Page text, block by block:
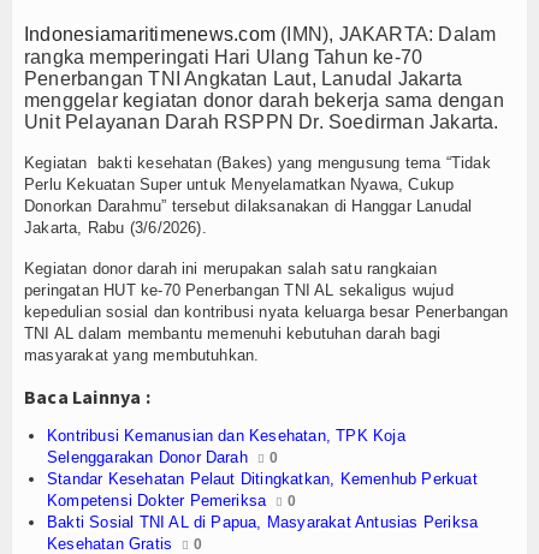
News
Olahraga
Perhubungan
Religi
Opini
Pelabuhan
Politik
Sorot
Tauziah
Kasal Pimpin Pemotongan Baja Pertama
Rupiah
Indonesiamaritimenews.com (IMN), JAKARTA: Dalam
rangka memperingati Hari Ulang Tahun ke-70
Penerbangan TNI Angkatan Laut, Lanudal Jakarta
menggelar kegiatan donor darah bekerja sama dengan
Unit Pelayanan Darah RSPPN Dr. Soedirman Jakarta.
Kegiatan bakti kesehatan (Bakes) yang mengusung tema “Tidak
Perlu Kekuatan Super untuk Menyelamatkan Nyawa, Cukup
Donorkan Darahmu” tersebut dilaksanakan di Hanggar Lanudal
Jakarta, Rabu (3/6/2026).
Kegiatan donor darah ini merupakan salah satu rangkaian
peringatan HUT ke-70 Penerbangan TNI AL sekaligus wujud
kepedulian sosial dan kontribusi nyata keluarga besar Penerbangan
TNI AL dalam membantu memenuhi kebutuhan darah bagi
masyarakat yang membutuhkan.
Baca Lainnya :
Kontribusi Kemanusian dan Kesehatan, TPK Koja
Selenggarakan Donor Darah
0
Standar Kesehatan Pelaut Ditingkatkan, Kemenhub Perkuat
Kompetensi Dokter Pemeriksa
0
Bakti Sosial TNI AL di Papua, Masyarakat Antusias Periksa
Kesehatan Gratis
0